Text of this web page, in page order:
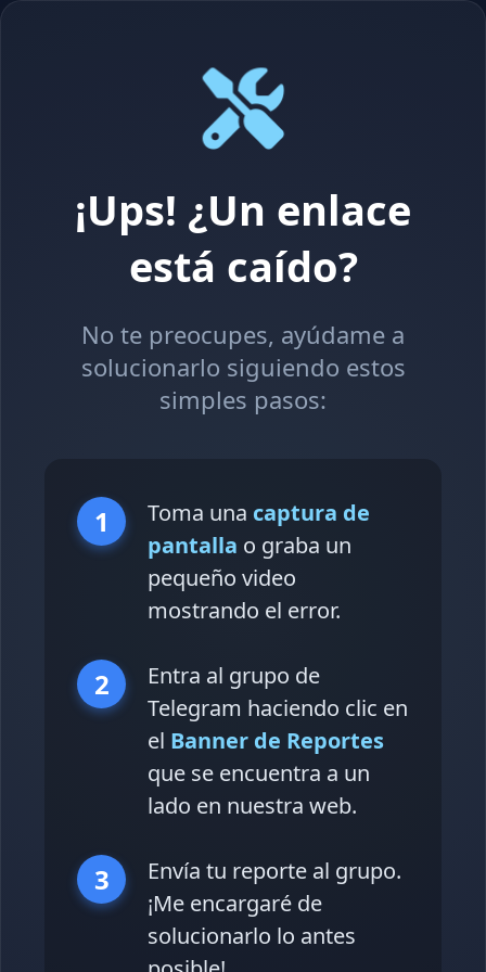
¡Ups! ¿Un enlace
está caído?
No te preocupes, ayúdame a
solucionarlo siguiendo estos
simples pasos:
1 Toma una captura de
pantalla o graba un
pequeño video
mostrando el error.
2
Entra al grupo de
Telegram haciendo clic en
el Banner de Reportes
que se encuentra a un
lado en nuestra web.
3
Envía tu reporte al grupo.
¡Me encargaré de
solucionarlo lo antes